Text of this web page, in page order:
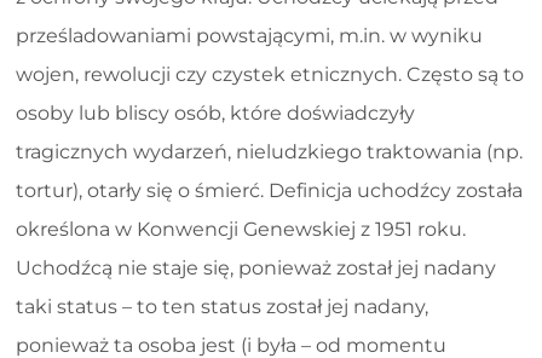
prześladowaniami powstającymi, m.in. w wyniku
wojen, rewolucji czy czystek etnicznych. Często są to
osoby lub bliscy osób, które doświadczyły
tragicznych wydarzeń, nieludzkiego traktowania (np.
tortur), otarły się o śmierć. Definicja uchodźcy została
określona w Konwencji Genewskiej z 1951 roku.
Uchodźcą nie staje się, ponieważ został jej nadany
taki status – to ten status został jej nadany,
ponieważ ta osoba jest (i była – od momentu